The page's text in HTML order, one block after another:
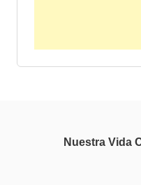
Nuestra Vida